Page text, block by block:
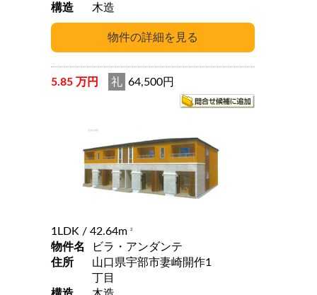
構造
木造
5.85 万円 礼 64,500円
1LDK / 42.64m 2
物件名
ビラ・アンダンテ
住所
山口県宇部市妻崎開作1
丁目